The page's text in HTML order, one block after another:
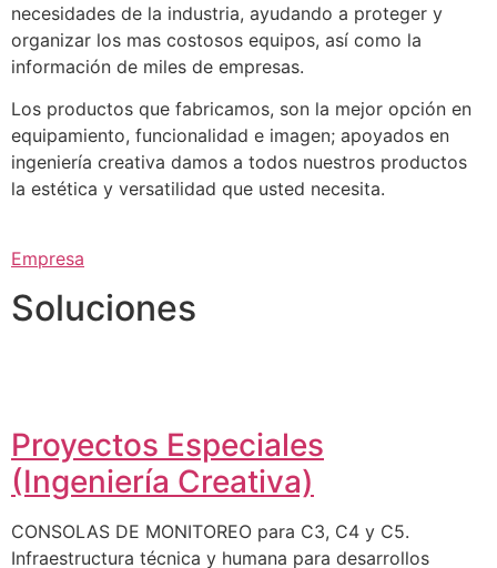
necesidades de la industria, ayudando a proteger y
organizar los mas costosos equipos, así como la
información de miles de empresas.
Los productos que fabricamos, son la mejor opción en
equipamiento, funcionalidad e imagen; apoyados en
ingeniería creativa damos a todos nuestros productos
la estética y versatilidad que usted necesita.
Empresa
Soluciones
Proyectos Especiales
(Ingeniería Creativa)
CONSOLAS DE MONITOREO para C3, C4 y C5.
Infraestructura técnica y humana para desarrollos